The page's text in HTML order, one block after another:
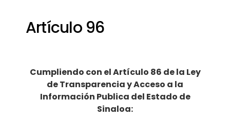
Artículo 96
Cumpliendo con el Artículo 86 de la Ley
de Transparencia y Acceso a la
Información Publica del Estado de
Sinaloa: